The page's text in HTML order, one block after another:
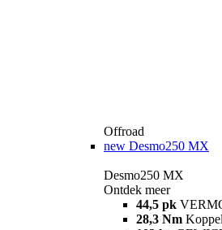
Offroad
new Desmo250 MX
Desmo250 MX
Ontdek meer
44,5 pk
28,3 Nm